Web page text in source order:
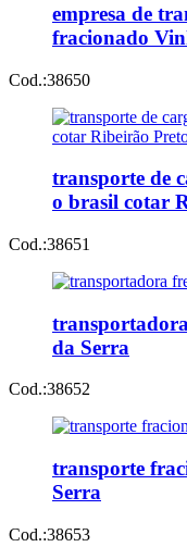
empresa de
fracionado
Cod.:38650
transporte de
o brasil cotar
Cod.:38651
da Serra
Cod.:38652
transporte
Serra
Cod.:38653